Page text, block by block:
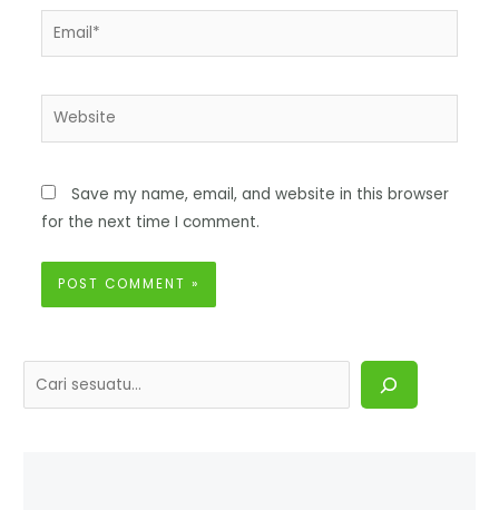
Save my name, email, and website in this browser
for the next time I comment.